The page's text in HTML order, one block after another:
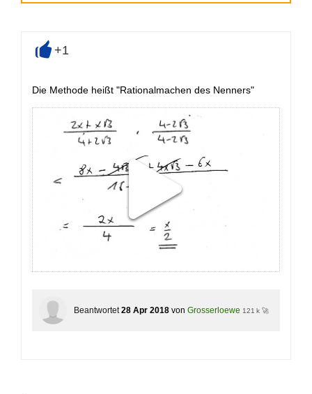
+1
Die Methode heißt "Rationalmachen des Nenners"
Beantwortet 28 Apr 2018 von Grosserloewe 121 k 🚀